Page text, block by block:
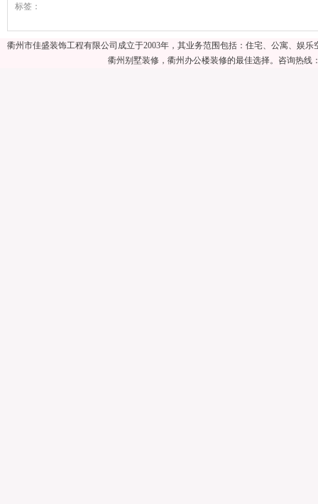
标签：
衢州市佳盛装饰工程有限公司成立于2003年，其业务范围包括：住宅、公寓、娱
衢州别墅装修，衢州办公楼装修的最佳选择。咨询热线